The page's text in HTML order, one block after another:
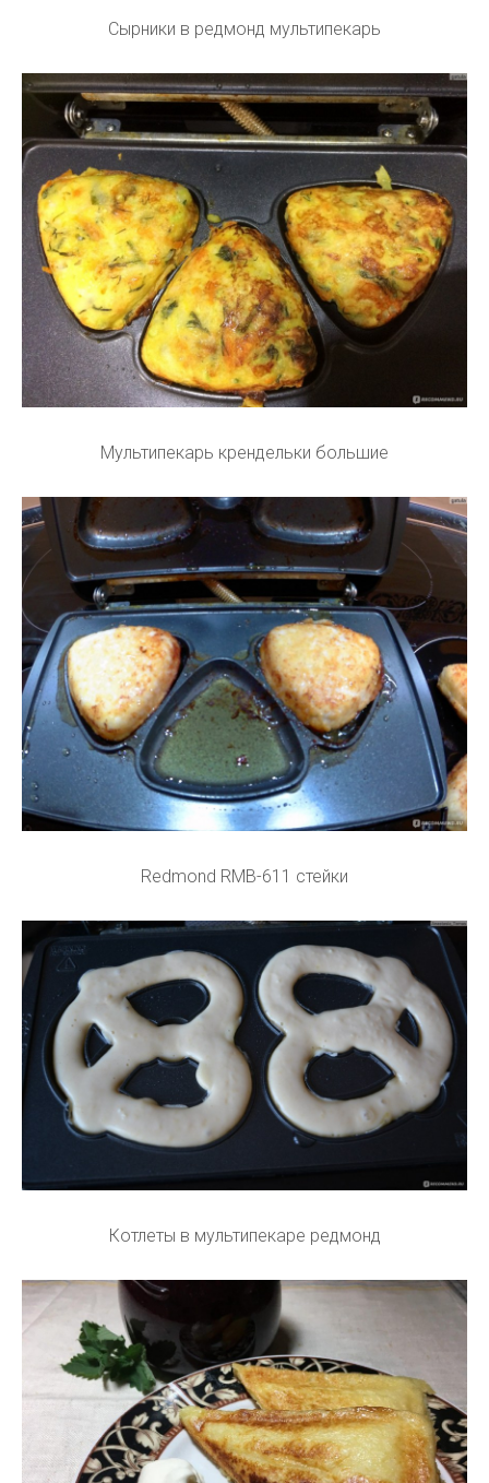
Сырники в редмонд мультипекарь
Мультипекарь крендельки большие
Redmond RMB-611 стейки
Котлеты в мультипекаре редмонд